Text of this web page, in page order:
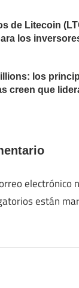
de Litecoin
los
los
creen que
electrónico
están